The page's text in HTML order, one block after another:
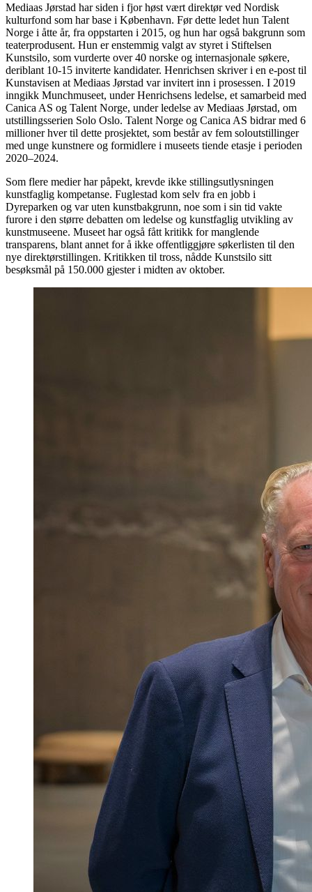
Mediaas Jørstad har siden i fjor høst vært direktør ved Nordisk
kulturfond som har base i København. Før dette ledet hun Talent
Norge i åtte år, fra oppstarten i 2015, og hun har også bakgrunn som
teaterprodusent. Hun er enstemmig valgt av styret i Stiftelsen
Kunstsilo, som vurderte over 40 norske og internasjonale søkere,
deriblant 10-15 inviterte kandidater. Henrichsen skriver i en e-post til
Kunstavisen at Mediaas Jørstad var invitert inn i prosessen. I 2019
inngikk Munchmuseet, under Henrichsens ledelse, et samarbeid med
Canica AS og Talent Norge, under ledelse av Mediaas Jørstad, om
utstillingsserien Solo Oslo. Talent Norge og Canica AS bidrar med 6
millioner hver til dette prosjektet, som består av fem soloutstillinger
med unge kunstnere og formidlere i museets tiende etasje i perioden
2020–2024.
Som flere medier har påpekt, krevde ikke stillingsutlysningen
kunstfaglig kompetanse. Fuglestad kom selv fra en jobb i
Dyreparken og var uten kunstbakgrunn, noe som i sin tid vakte
furore i den større debatten om ledelse og kunstfaglig utvikling av
kunstmuseene. Museet har også fått kritikk for manglende
transparens, blant annet for å ikke offentliggjøre søkerlisten til den
nye direktørstillingen. Kritikken til tross, nådde Kunstsilo sitt
besøksmål på 150.000 gjester i midten av oktober.